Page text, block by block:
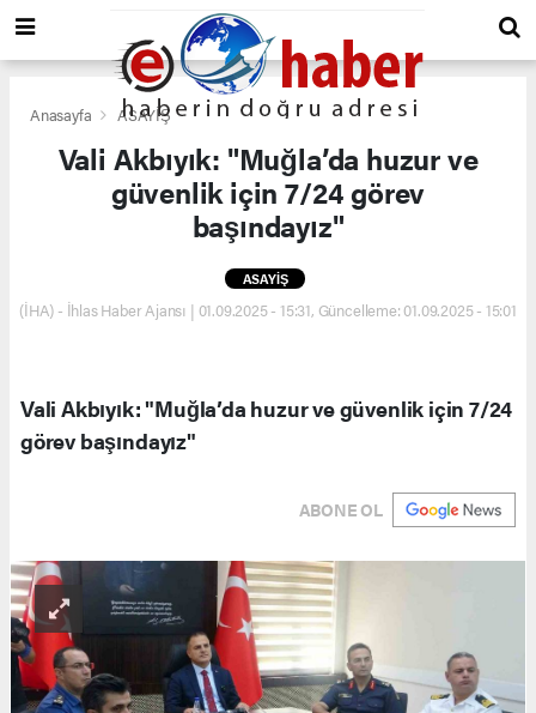
Anasayfa ASAYİŞ
Vali Akbıyık: "Muğla’da huzur ve
güvenlik için 7/24 görev
başındayız"
ASAYİŞ
(İHA) - İhlas Haber Ajansı | 01.09.2025 - 15:31, Güncelleme: 01.09.2025 - 15:01
Vali Akbıyık: "Muğla’da huzur ve güvenlik için 7/24
görev başındayız"
ABONE OL